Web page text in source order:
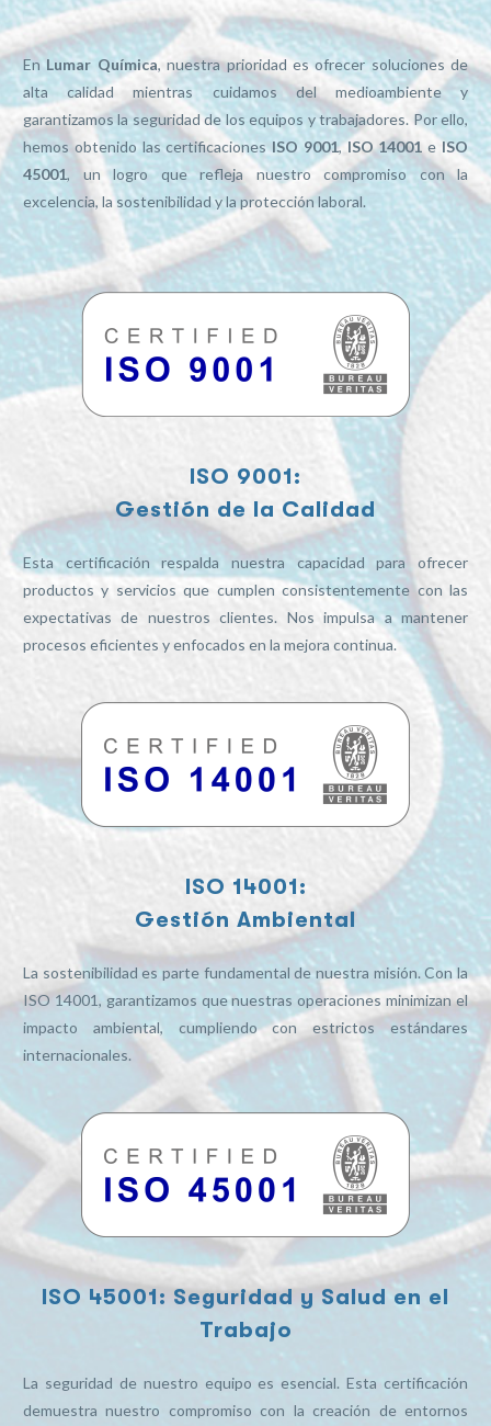
En Lumar Química, nuestra prioridad es ofrecer soluciones de
alta calidad mientras cuidamos del medioambiente y
garantizamos la seguridad de los equipos y trabajadores. Por ello,
hemos obtenido las certificacionesISO 9001,ISO 14001e ISO
45001, un logro que refleja nuestro compromiso con la
excelencia, la sostenibilidad y la protección laboral.
ISO 9001:
Gestión de la Calidad
Esta certificación respalda nuestra capacidad para ofrecer
productos y servicios que cumplen consistentemente con las
expectativas de nuestros clientes. Nos impulsa a mantener
procesos eficientes y enfocados en la mejora continua.
ISO 14001:
Gestión Ambiental
La sostenibilidad es parte fundamental de nuestra misión. Con la
ISO 14001, garantizamos que nuestras operaciones minimizan el
impacto ambiental, cumpliendo con estrictos estándares
internacionales.
ISO 45001: Seguridad y Salud en el
Trabajo
La seguridad de nuestro equipo es esencial. Esta certificación
demuestra nuestro compromiso con la creación de entornos